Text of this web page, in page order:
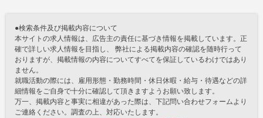
●検索条件及び掲載内容について
本サイトの求人情報は、広告主の責任に基づき情報を掲載しています。正
確で詳しい求人情報を目指し、 弊社による掲載内容の確認を随時行って
おりますが、掲載情報の内容についてすべてを保証しているわけではあり
ません。
就職活動の際には、雇用形態・勤務時間・休日休暇・給与・待遇などの詳
細情報をご自身で十分に確認して頂きますようお願い致します。
万一、掲載内容と事実に相違があった際は、下記問い合わせフォームより
ご連絡ください。調査の上、対応いたします。